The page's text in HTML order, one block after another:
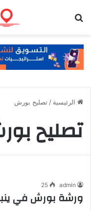
الرئيسية / تصليح بورش
تصليح
admin
25
ورشة بورش في